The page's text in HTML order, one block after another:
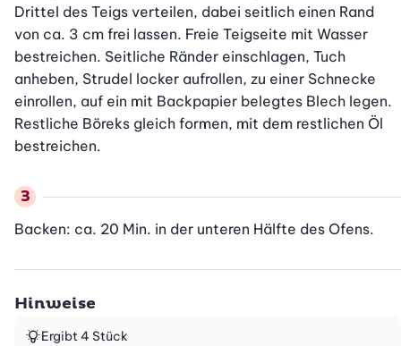
Drittel des Teigs verteilen, dabei seitlich einen Rand
von ca. 3 cm frei lassen. Freie Teigseite mit Wasser
bestreichen. Seitliche Ränder einschlagen, Tuch
anheben, Strudel locker aufrollen, zu einer Schnecke
einrollen, auf ein mit Backpapier belegtes Blech legen.
Restliche Böreks gleich formen, mit dem restlichen Öl
bestreichen.
Backen: ca. 20 Min. in der unteren Hälfte des Ofens.
Hinweise
Ergibt 4 Stück